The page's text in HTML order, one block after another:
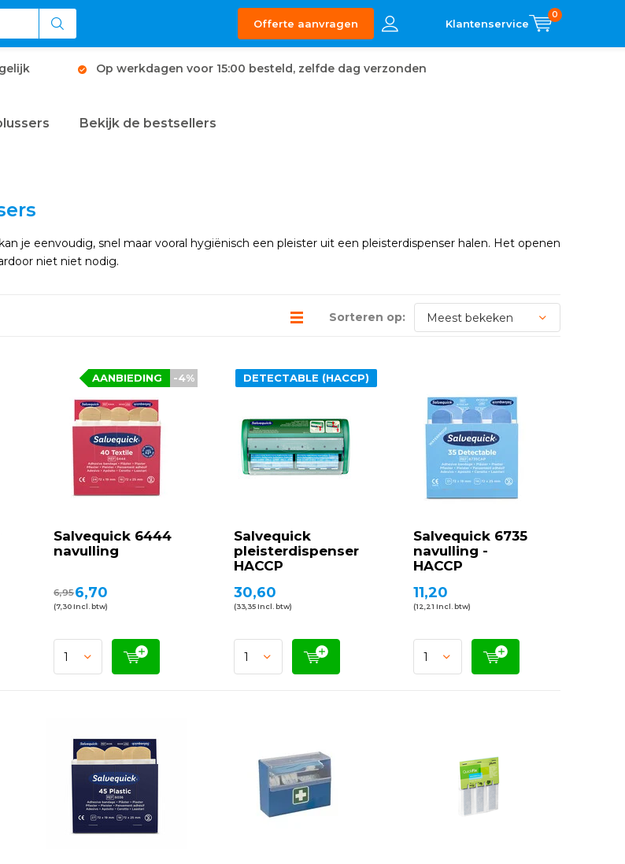
Offerte aanvragen
0
Op werkdagen voor 15:00 besteld, zelfde dag verzonden
Bekijk de bestsellers
je eenvoudig, snel maar vooral hygiënisch een pleister uit een pleisterdispenser halen. Het openen
niet niet nodig.
Sorteren op:
Salvequick 6444
navulling
-4%
AANBIEDING
6,956,70
(7,30 Incl. btw)
Salvequick
pleisterdispenser
HACCP
DETECTABLE (HACCP)
30,60
(33,35 Incl. btw)
Salvequick 6735
navulling -
HACCP
11,20
(12,21 Incl. btw)